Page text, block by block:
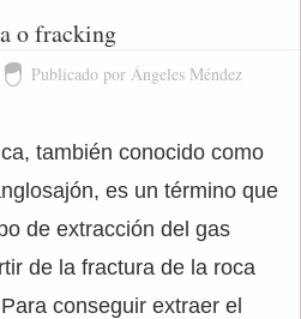
o fracking
Publicado por Ángeles Méndez
también conocido como
es un término que
de extracción del gas
de la fractura de la roca
conseguir extraer el